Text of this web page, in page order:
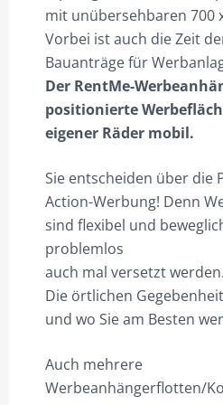
mit unübersehbaren 700
Vorbei ist auch die Zeit
Bauanträge für
Der RentMe-
positionierte
eigener Räder mobil.
Sie entscheiden über die
Action-Werbung! Denn
sind flexibel und
problemlos
auch mal versetzt werden.
Die örtlichen
und wo Sie am Besten
Auch mehrere
Werbeanhängerflotten/